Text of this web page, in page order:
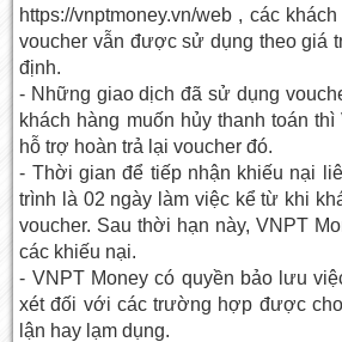
https://vnptmoney.vn/web , các
voucher vẫn được sử dụng theo giá
định.
- Những giao dịch đã sử dụng
khách hàng muốn hủy thanh toán
hỗ trợ hoàn trả lại voucher đó.
- Thời gian để tiếp nhận khiếu nại
trình là 02 ngày làm việc kể từ khi
voucher. Sau thời hạn này, VNPT
các khiếu nại.
- VNPT Money có quyền bảo lưu
xét đối với các trường hợp được
lận hay lạm dụng.